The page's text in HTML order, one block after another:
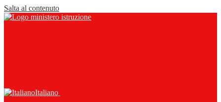
Salta al contenuto
Italiano